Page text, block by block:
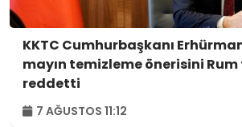
KKTC Cumhurbaşkanı
mayın temizleme önerisini Rum
reddetti
7 AĞUSTOS 11:12